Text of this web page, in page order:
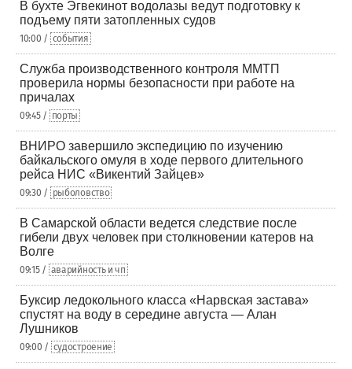
В бухте Эгвекинот водолазы ведут подготовку к
подъему пяти затопленных судов
10:00 / события
Служба производственного контроля ММТП
проверила нормы безопасности при работе на
причалах
09:45 / порты
ВНИРО завершило экспедицию по изучению
байкальского омуля в ходе первого длительного
рейса НИС «Викентий Зайцев»
09:30 / рыболовство
В Самарской области ведется следствие после
гибели двух человек при столкновении катеров на
Волге
09:15 / аварийность и чп
Буксир ледокольного класса «Нарвская застава»
спустят на воду в середине августа — Алан
Лушников
09:00 / судостроение